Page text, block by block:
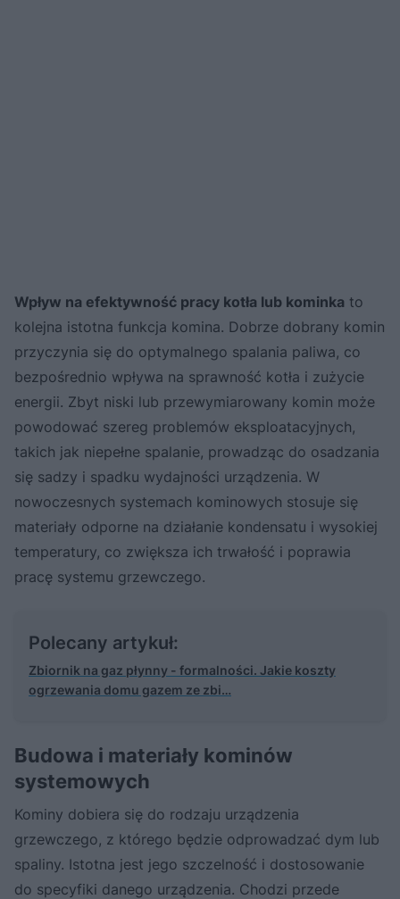
Wpływ na efektywność pracy kotła lub kominka to
kolejna istotna funkcja komina. Dobrze dobrany komin
przyczynia się do optymalnego spalania paliwa, co
bezpośrednio wpływa na sprawność kotła i zużycie
energii. Zbyt niski lub przewymiarowany komin może
powodować szereg problemów eksploatacyjnych,
takich jak niepełne spalanie, prowadząc do osadzania
się sadzy i spadku wydajności urządzenia. W
nowoczesnych systemach kominowych stosuje się
materiały odporne na działanie kondensatu i wysokiej
temperatury, co zwiększa ich trwałość i poprawia
pracę systemu grzewczego.
Polecany artykuł:
Zbiornik na gaz płynny - formalności. Jakie koszty
ogrzewania domu gazem ze zbi…
Budowa i materiały kominów
systemowych
Kominy dobiera się do rodzaju urządzenia
grzewczego, z którego będzie odprowadzać dym lub
spaliny. Istotna jest jego szczelność i dostosowanie
do specyfiki danego urządzenia. Chodzi przede